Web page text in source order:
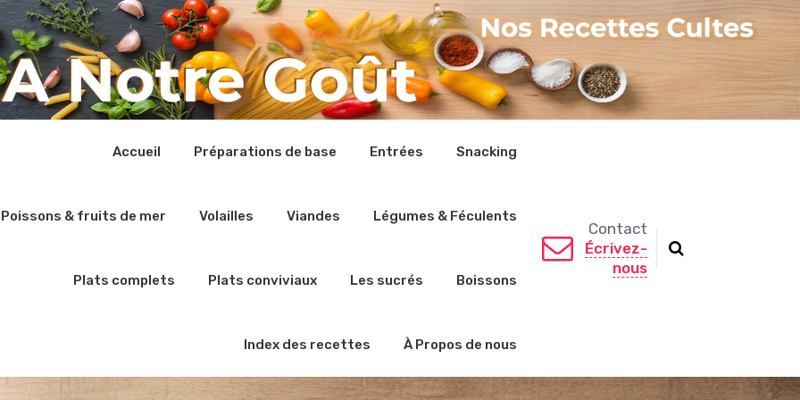
Accueil Préparations de base Entrées Snacking
Poissons & fruits de mer Volailles Viandes Légumes & Féculents
Plats complets Plats conviviaux Les sucrés Boissons
Index des recettes À Propos de nous
Contact
Écrivez-
nous